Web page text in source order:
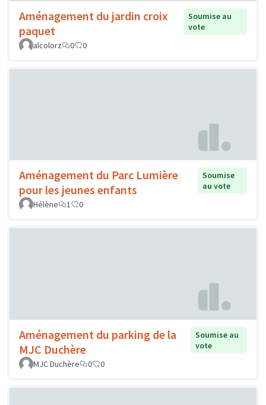
Aménagement du jardin croix
paquet
Soumise au
vote
alcolorz
0 0
Aménagement du Parc Lumière
pour les jeunes enfants
Soumise
au vote
Hélène
1 0
Aménagement du parking de la
MJC Duchère
Soumise au
vote
MJC Duchère
0 0